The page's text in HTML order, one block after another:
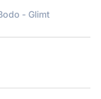
- Glimt